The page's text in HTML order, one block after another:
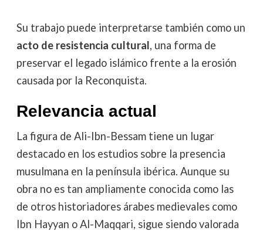
Su trabajo puede interpretarse también como un
acto de resistencia cultural, una forma de
preservar el legado islámico frente a la erosión
causada por la Reconquista.
Relevancia actual
La figura de Ali-Ibn-Bessam tiene un lugar
destacado en los estudios sobre la presencia
musulmana en la península ibérica. Aunque su
obra no es tan ampliamente conocida como las
de otros historiadores árabes medievales como
Ibn Hayyan o Al-Maqqari, sigue siendo valorada